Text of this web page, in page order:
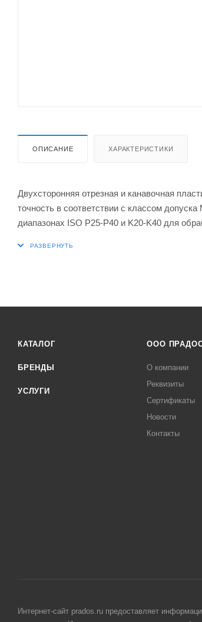
ОПИСАНИЕ ХАРАКТЕРИСТИКИ
Двухсторонняя отрезная и канавочная
точность в соответствии с классом
диапазонах ISO P25-P40 и K20-K40 для
КАТАЛОГ
БРЕНДЫ
УСЛУГИ
ООО
О компании
Реквизиты
Сертификаты
Новости
Контакты
Интернет-сайт prados.ru предоставляет